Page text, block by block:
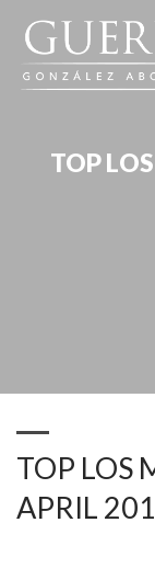
TOP
TOP LOS
APRIL